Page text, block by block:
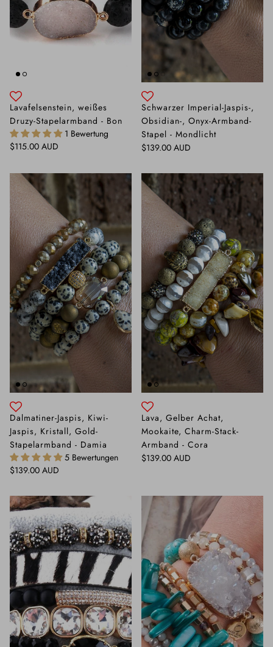
Lavafelsenstein, weißes
Druzy-Stapelarmband - Bon
1 Bewertung
Normaler Preis
$115.00 AUD
Schwarzer Imperial-Jaspis-,
Obsidian-, Onyx-Armband-
Stapel - Mondlicht
Normaler Preis
$139.00 AUD
Dalmatiner-Jaspis, Kiwi-
Jaspis, Kristall, Gold-
Stapelarmband - Damia
5 Bewertungen
Normaler Preis
$139.00 AUD
Lava, Gelber Achat,
Mookaite, Charm-Stack-
Armband - Cora
Normaler Preis
$139.00 AUD